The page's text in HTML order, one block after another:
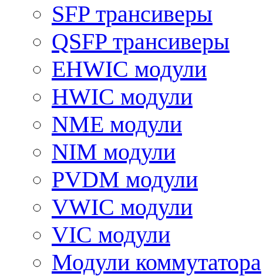
SFP трансиверы
QSFP трансиверы
EHWIC модули
HWIC модули
NME модули
NIM модули
PVDM модули
VWIC модули
VIC модули
Модули коммутатора